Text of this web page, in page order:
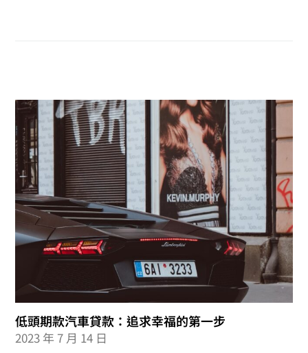
低頭期款汽車貸款：追求幸福的第一步
2023 年 7 月 14 日